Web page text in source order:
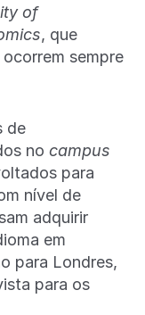
of
, que
sempre
de
no campus
para
nível de
adquirir
em
para Londres,
para os